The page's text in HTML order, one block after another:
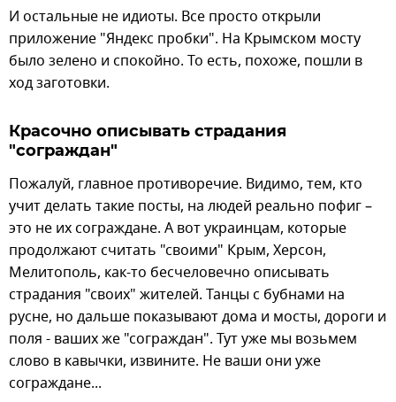
И остальные не идиоты. Все просто открыли
приложение "Яндекс пробки". На Крымском мосту
было зелено и спокойно. То есть, похоже, пошли в
ход заготовки.
Красочно описывать страдания
"сограждан"
Пожалуй, главное противоречие. Видимо, тем, кто
учит делать такие посты, на людей реально пофиг –
это не их сограждане. А вот украинцам, которые
продолжают считать "своими" Крым, Херсон,
Мелитополь, как-то бесчеловечно описывать
страдания "своих" жителей. Танцы с бубнами на
русне, но дальше показывают дома и мосты, дороги и
поля - ваших же "сограждан". Тут уже мы возьмем
слово в кавычки, извините. Не ваши они уже
сограждане...